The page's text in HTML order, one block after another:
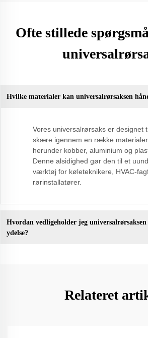
Ofte stillede
Hvilke materialer kan universalrørsaksen
Vores universalrørsaks er designet
skære igennem en række materialer,
herunder kobber, aluminium og
Denne alsidighed gør den til et
værktøj for køleteknikere, HVAC-
rørinstallatører.
Hvordan vedligeholder jeg
ydelse?
Relateret